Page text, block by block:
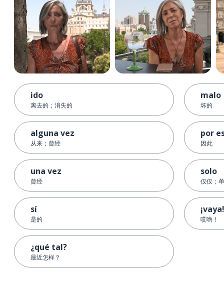
ido
离去的；消失的
alguna vez
从来；曾经
una vez
曾经
sí
是的
¿qué tal?
最近怎样？
malo
坏的
por
因此
solo
仅仅；
¡vaya!
哎哟！